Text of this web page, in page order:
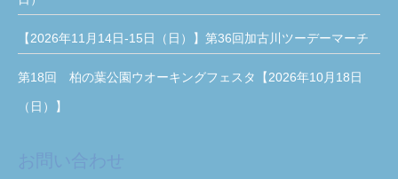
【2026年11月14日-15日（日）】第36回加古川ツーデーマーチ
第18回 柏の葉公園ウオーキングフェスタ【2026年10月18日
（日）】